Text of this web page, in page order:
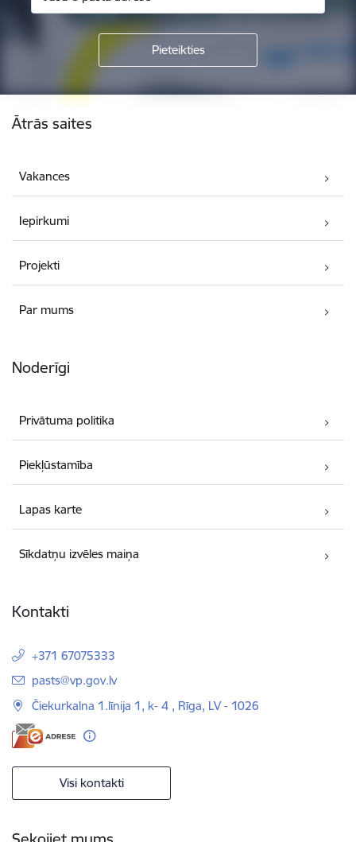
Ātrās saites
Vakances
Iepirkumi
Projekti
Par mums
Noderīgi
Privātuma politika
Piekļūstamība
Lapas karte
Sīkdatņu izvēles maiņa
Kontakti
+371 67075333
E-pasts:
pasts@vp.gov.lv
Čiekurkalna 1.līnija 1, k- 4 , Rīga, LV - 1026
Visi kontakti